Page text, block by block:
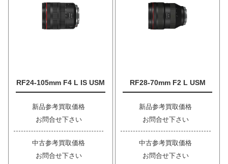
RF24-105mm F4 L IS USM
新品参考買取価格
お問合せ下さい
中古参考買取価格
お問合せ下さい
RF28-70mm F2 L USM
新品参考買取価格
お問合せ下さい
中古参考買取価格
お問合せ下さい